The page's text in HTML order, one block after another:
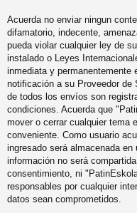
Acuerda no enviar ningun
difamatorio, indecente,
pueda violar cualquier ley de
instalado o Leyes
inmediata y permanentemente
notificación a su Proveedor
de todos los envíos son
condiciones. Acuerda que
mover o cerrar cualquier tema
conveniente. Como usuario
ingresado será almacenada
información no será
consentimiento, ni
responsables por cualquier
datos sean comprometidos.